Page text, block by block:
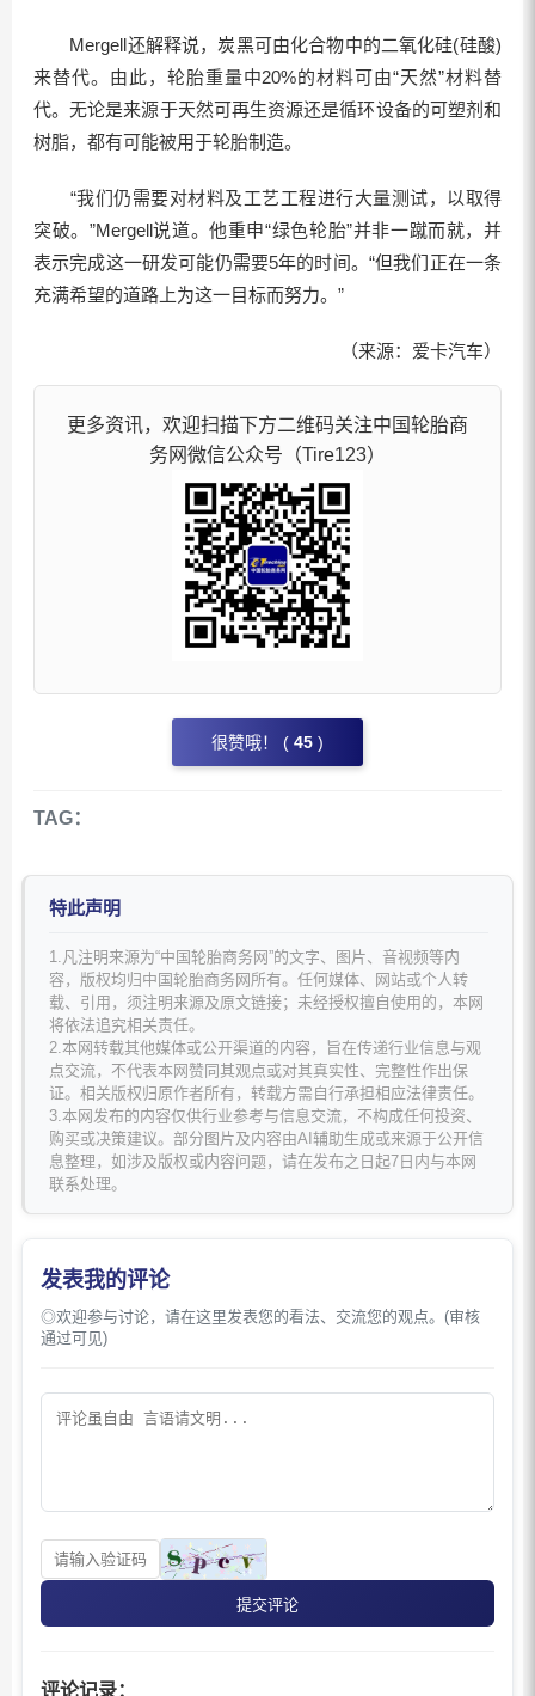
Mergell还解释说，炭黑可由化合物中的二氧化硅(硅酸)
来替代。由此，轮胎重量中20%的材料可由“天然”材料替
代。无论是来源于天然可再生资源还是循环设备的可塑剂和
树脂，都有可能被用于轮胎制造。
“我们仍需要对材料及工艺工程进行大量测试，以取得
突破。”Mergell说道。他重申“绿色轮胎”并非一蹴而就，并
表示完成这一研发可能仍需要5年的时间。“但我们正在一条
充满希望的道路上为这一目标而努力。”
（来源：爱卡汽车）
更多资讯，欢迎扫描下方二维码关注中国轮胎商
务网微信公众号（Tire123）
很赞哦！ ( 45 )
TAG：
特此声明
1.凡注明来源为“中国轮胎商务网”的文字、图片、音视频等内
容，版权均归中国轮胎商务网所有。任何媒体、网站或个人转
载、引用，须注明来源及原文链接；未经授权擅自使用的，本网
将依法追究相关责任。
2.本网转载其他媒体或公开渠道的内容，旨在传递行业信息与观
点交流，不代表本网赞同其观点或对其真实性、完整性作出保
证。相关版权归原作者所有，转载方需自行承担相应法律责任。
3.本网发布的内容仅供行业参考与信息交流，不构成任何投资、
购买或决策建议。部分图片及内容由AI辅助生成或来源于公开信
息整理，如涉及版权或内容问题，请在发布之日起7日内与本网
联系处理。
发表我的评论
◎欢迎参与讨论，请在这里发表您的看法、交流您的观点。(审核
通过可见)
提交评论
评论记录：